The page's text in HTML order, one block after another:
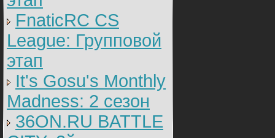
FnaticRC CS
League: Групповой
этап
It's Gosu's Monthly
Madness: 2 сезон
36ON.RU BATTLE